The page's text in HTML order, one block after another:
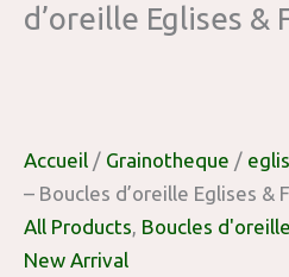
d’oreille Eglises &
Accueil / Grainotheque /
– Boucles d’oreille Eglises &
All Products, Boucles
New Arrival